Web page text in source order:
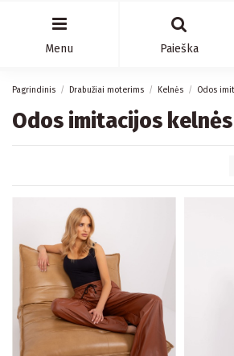
Menu Paieška
Pagrindinis Drabužiai moterims Kelnės Odos
Odos imitacijos kelnės